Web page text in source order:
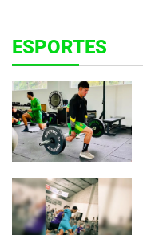
ESPORTES